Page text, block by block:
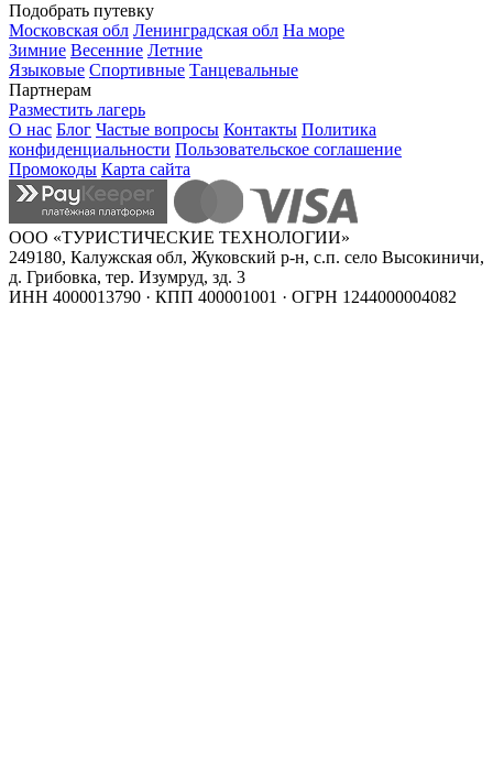
Подобрать путевку
Московская обл Ленинградская обл На море
Зимние Весенние Летние
Языковые Спортивные Танцевальные
Партнерам
Разместить лагерь
О нас Блог Частые вопросы Контакты Политика
конфиденциальности Пользовательское соглашение
Промокоды Карта сайта
ООО «ТУРИСТИЧЕСКИЕ ТЕХНОЛОГИИ»
249180, Калужская обл, Жуковский р-н, с.п. село Высокиничи,
д. Грибовка, тер. Изумруд, зд. 3
ИНН 4000013790 · КПП 400001001 · ОГРН 1244000004082